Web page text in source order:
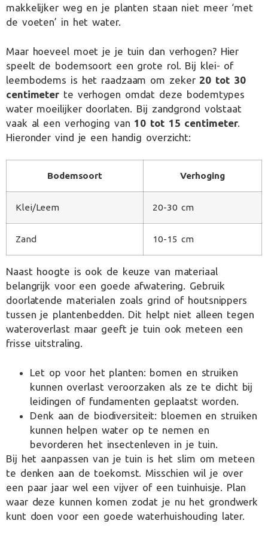
makkelijker weg en je planten staan niet meer ‘met
de voeten’ in het water.
Maar hoeveel moet je je tuin dan verhogen? Hier
speelt de bodemsoort een grote rol. Bij klei- of
leembodems is het raadzaam om zeker 20 tot 30
centimeter te verhogen omdat deze bodemtypes
water moeilijker doorlaten. Bij zandgrond volstaat
vaak al een verhoging van 10 tot 15 centimeter.
Hieronder vind je een handig overzicht:
Bodemsoort Verhoging
Klei/Leem 20-30 cm
Zand 10-15 cm
Naast hoogte is ook de keuze van materiaal
belangrijk voor een goede afwatering. Gebruik
doorlatende materialen zoals grind of houtsnippers
tussen je plantenbedden. Dit helpt niet alleen tegen
wateroverlast maar geeft je tuin ook meteen een
frisse uitstraling.
Let op voor het planten: bomen en struiken
kunnen overlast veroorzaken als ze te dicht bij
leidingen of fundamenten geplaatst worden.
Denk aan de biodiversiteit: bloemen en struiken
kunnen helpen water op te nemen en
bevorderen het insectenleven in je tuin.
Bij het aanpassen van je tuin is het slim om meteen
te denken aan de toekomst. Misschien wil je over
een paar jaar wel een vijver of een tuinhuisje. Plan
waar deze kunnen komen zodat je nu het grondwerk
kunt doen voor een goede waterhuishouding later.